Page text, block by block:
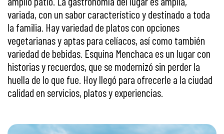
variada, con un sabor característico y destinado a toda
la familia. Hay variedad de platos con opciones
vegetarianas y aptas para celíacos, así como también
variedad de bebidas. Esquina Menchaca es un lugar con
historias y recuerdos, que se modernizó sin perder la
huella de lo que fue. Hoy llegó para ofrecerle a la ciudad
calidad en servicios, platos y experiencias.